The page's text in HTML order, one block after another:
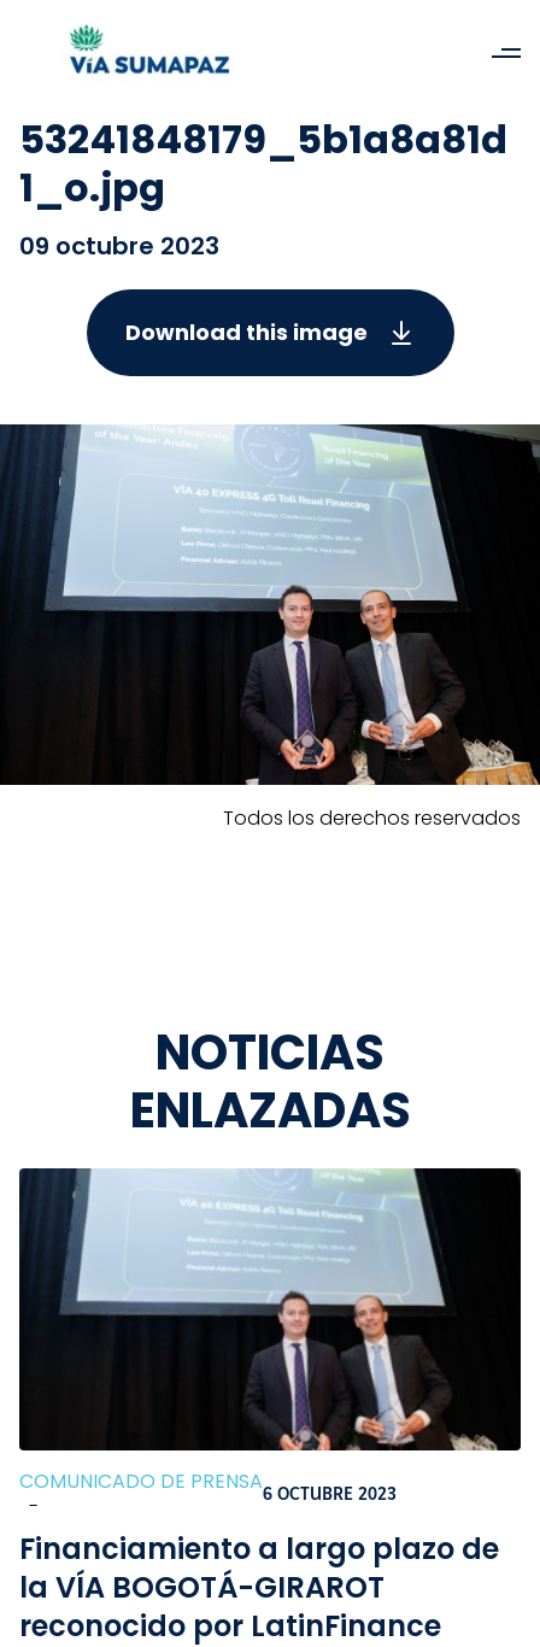
53241848179_5b1a8a81d
1_o.jpg
09 octubre 2023
Download this image
Todos los derechos reservados
NOTICIAS
ENLAZADAS
COMUNICADO DE PRENSA
-
6 OCTUBRE 2023
Financiamiento a largo plazo de
la VÍA BOGOTÁ-GIRAROT
reconocido por LatinFinance